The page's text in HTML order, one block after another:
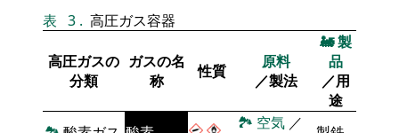
表 3 . 高圧ガス容器
高圧ガスの
分類
ガスの名
称
性質
原料
／製法
🚂製
品
／用
途
🏞 空気 ／